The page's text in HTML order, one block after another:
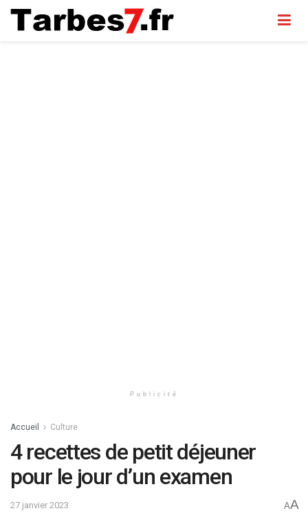
Publicité
Accueil Culture
4 recettes de petit déjeuner
pour le jour d’un examen
27 janvier 2023 AA